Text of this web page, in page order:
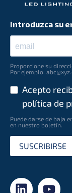
Introduzca su
Proporcione su
Por ejemplo:
Acepto
política de
Puede darse de baja
en nuestro boletín.
SUSCRIBIRSE